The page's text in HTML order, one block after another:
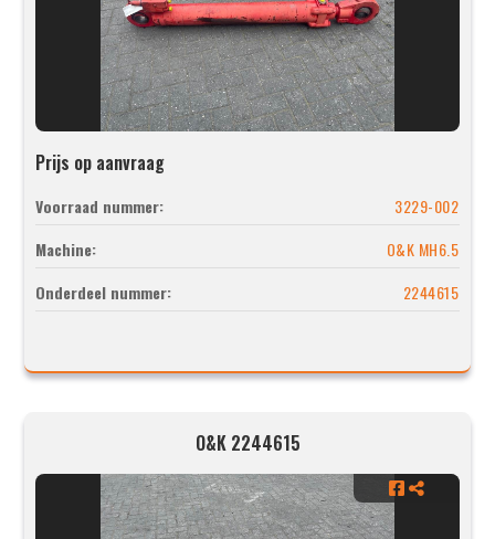
Prijs op aanvraag
Voorraad nummer:
3229-002
Machine:
O&K MH6.5
Onderdeel nummer:
2244615
O&K 2244615